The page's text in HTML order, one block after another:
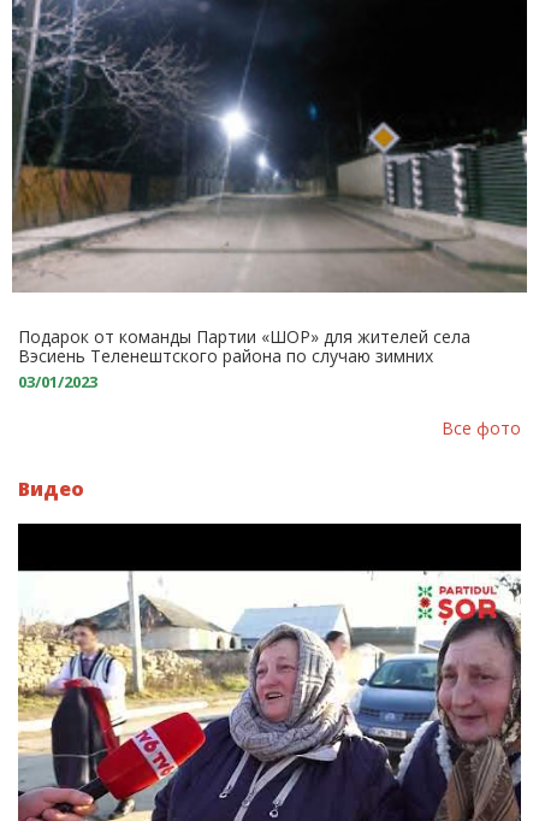
Подарок от команды Партии «ШОР» для жителей села
Вэсиень Теленештского района по случаю зимних
праздников: Новая система уличного освещения
03/01/2023
Все фото
Видео